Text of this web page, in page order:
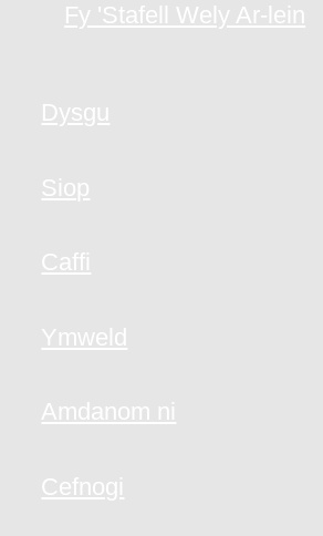
Fy 'Stafell Wely Ar-lein
Dysgu
Siop
Caffi
Ymweld
Amdanom ni
Cefnogi